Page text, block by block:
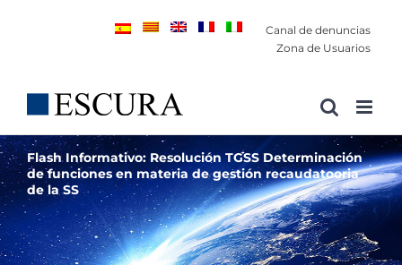
Canal de denuncias
Zona de Usuarios
Flash Informativo: Resolución TGSS Determinación
de funciones en materia de gestión recaudatooria
de la SS